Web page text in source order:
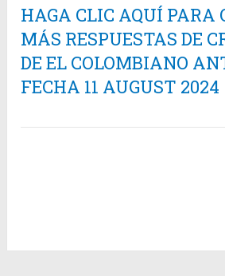
HAGA CLIC AQUÍ PARA
MÁS RESPUESTAS DE
DE EL COLOMBIANO
FECHA 11 AUGUST 2024